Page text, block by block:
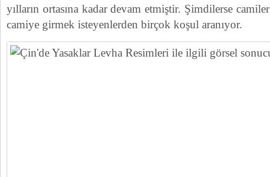
yılların ortasına kadar devam etmiştir. Şimdilerse
camiye girmek isteyenlerden birçok koşul aranıyor.